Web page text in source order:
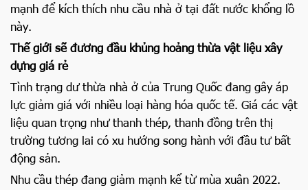
mạnh để kích thích nhu cầu nhà ở tại đất nước khổng lồ
này.
Thế giới sẽ đương đầu khủng hoảng thừa vật liệu xây
dựng giá rẻ
Tình trạng dư thừa nhà ở của Trung Quốc đang gây áp
lực giảm giá với nhiều loại hàng hóa quốc tế. Giá các vật
liệu quan trọng như thanh thép, thanh đồng trên thị
trường tương lai có xu hướng song hành với đầu tư bất
động sản.
Nhu cầu thép đang giảm mạnh kể từ mùa xuân 2022.